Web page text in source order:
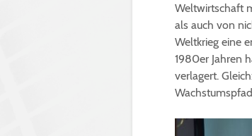
Weltwirtschaft
als auch von
Weltkrieg eine
1980er Jahren
verlagert.